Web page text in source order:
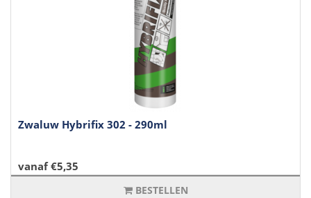
Zwaluw Hybrifix 302 - 290ml
vanaf €5,35
BESTELLEN